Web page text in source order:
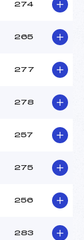
274
265
277
278
257
275
256
283